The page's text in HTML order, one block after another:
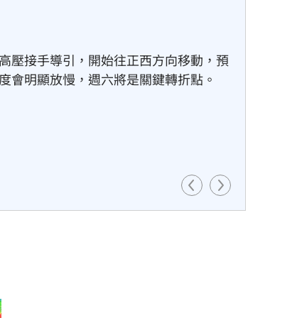
庫；追蹤戰爭、重建、能源與台灣未來
紀實，更是一張台灣必須看懂的世界風